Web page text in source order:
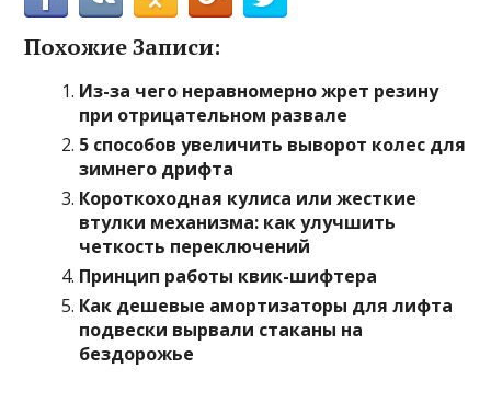
Похожие Записи:
Из-за чего неравномерно жрет резину
при отрицательном развале
5 способов увеличить выворот колес для
зимнего дрифта
Короткоходная кулиса или жесткие
втулки механизма: как улучшить
четкость переключений
Принцип работы квик-шифтера
Как дешевые амортизаторы для лифта
подвески вырвали стаканы на
бездорожье